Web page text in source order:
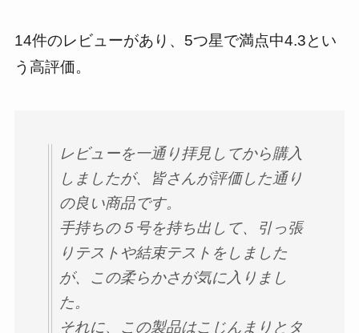
14件のレビューがあり、5つ星で満点中4.3とい
う高評価。
レビューを一通り拝見してから購入
しましたが、皆さんが評価した通り
の良い商品です。
手持ちの５号を持ち出して、引っ張
りテストや結束テストをしました
が、この柔らかさが気に入りまし
た。
それに、この製品はこじんまりとタ